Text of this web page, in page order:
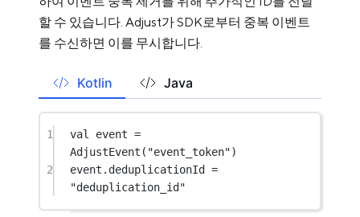
할 수 있습니다. Adjust가 SDK로부터 중복 이벤트
를 수신하면 이를 무시합니다.
Kotlin Java
1 val event =
AdjustEvent ( "event_token")
2
event.deduplicationId =
"deduplication_id"